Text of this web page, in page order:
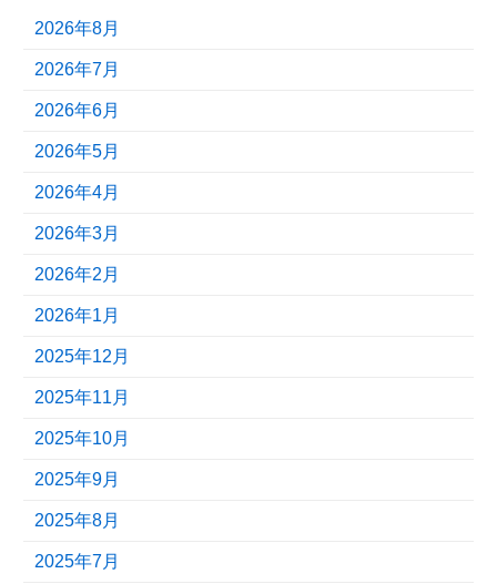
2026年8月
2026年7月
2026年6月
2026年5月
2026年4月
2026年3月
2026年2月
2026年1月
2025年12月
2025年11月
2025年10月
2025年9月
2025年8月
2025年7月